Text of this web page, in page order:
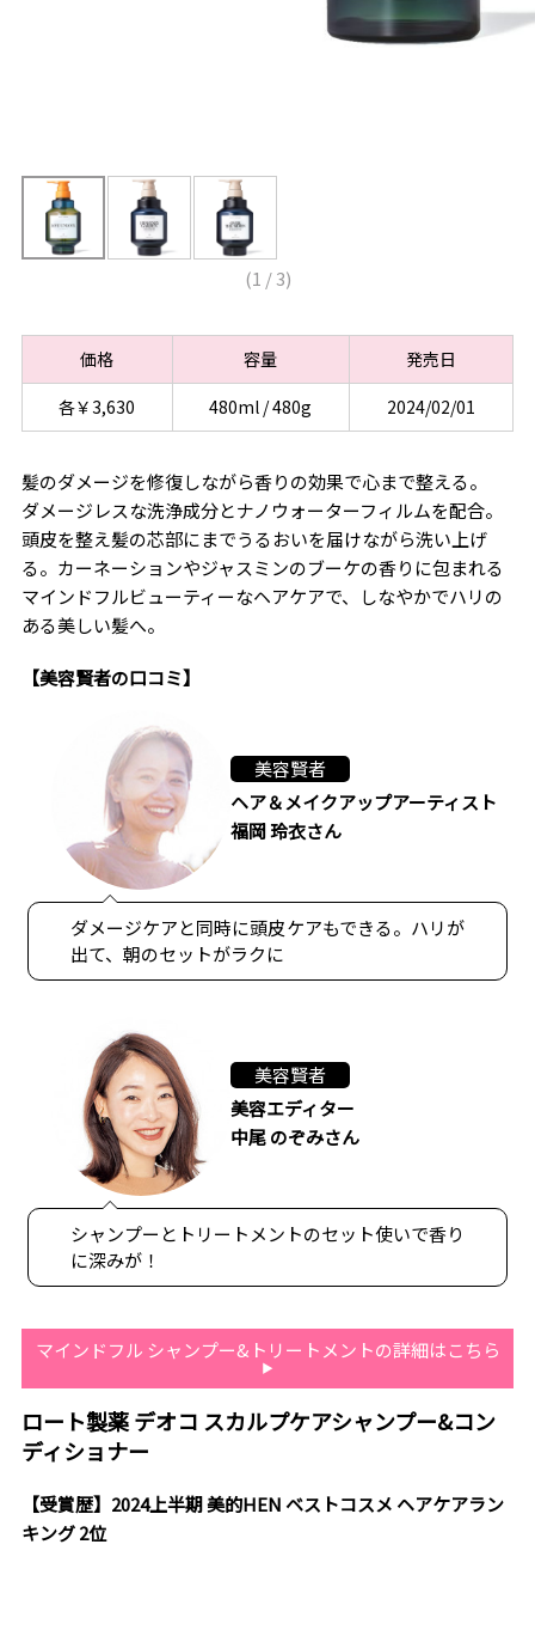
(1 /3)
価格 容量
発売日
各￥3,630
480ml / 480g 2024/02/01
髪のダメージを修復しながら香りの効果で心まで整える。
ダメージレスな洗浄成分とナノウォーターフィルムを配合。
頭皮を整え髪の芯部にまでうるおいを届けながら洗い上げ
る。カーネーションやジャスミンのブーケの香りに包まれる
マインドフルビューティーなヘアケアで、しなやかでハリの
ある美しい髪へ。
【美容賢者の口コミ】
美容賢者
ヘア＆メイクアップアーティスト
福岡 玲衣さん
ダメージケアと同時に頭皮ケアもできる。ハリが
出て、朝のセットがラクに
美容賢者
美容エディター
中尾 のぞみさん
シャンプーとトリートメントのセット使いで香り
に深みが！
マインドフル シャンプー&トリートメントの詳細はこちら
ロート製薬 デオコ スカルプケアシャンプー&コン
ディショナー
【受賞歴】2024上半期 美的HEN ベストコスメ ヘアケアラン
キング 2位